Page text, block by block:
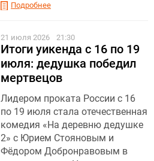
Подробнее
21 июля 2026 21:30
Итоги уикенда с 16 по 19
июля: дедушка победил
мертвецов
Лидером проката России с 16
по 19 июля стала отечественная
комедия «На деревню дедушке
2» с Юрием Стояновым и
Фёдором Добронравовым в